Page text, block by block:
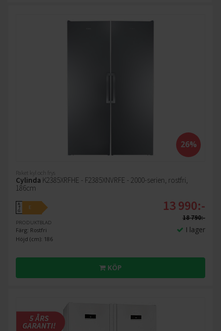
26%
Paket kyl och frys
Cylinda K2385XRFHE - F2385XNVRFE - 2000-serien, rostfri,
186cm
A
↑
G
E
PRODUKTBLAD
Färg: Rostfri
Höjd (cm): 186
13 990:-
18 790:-
I lager
KÖP